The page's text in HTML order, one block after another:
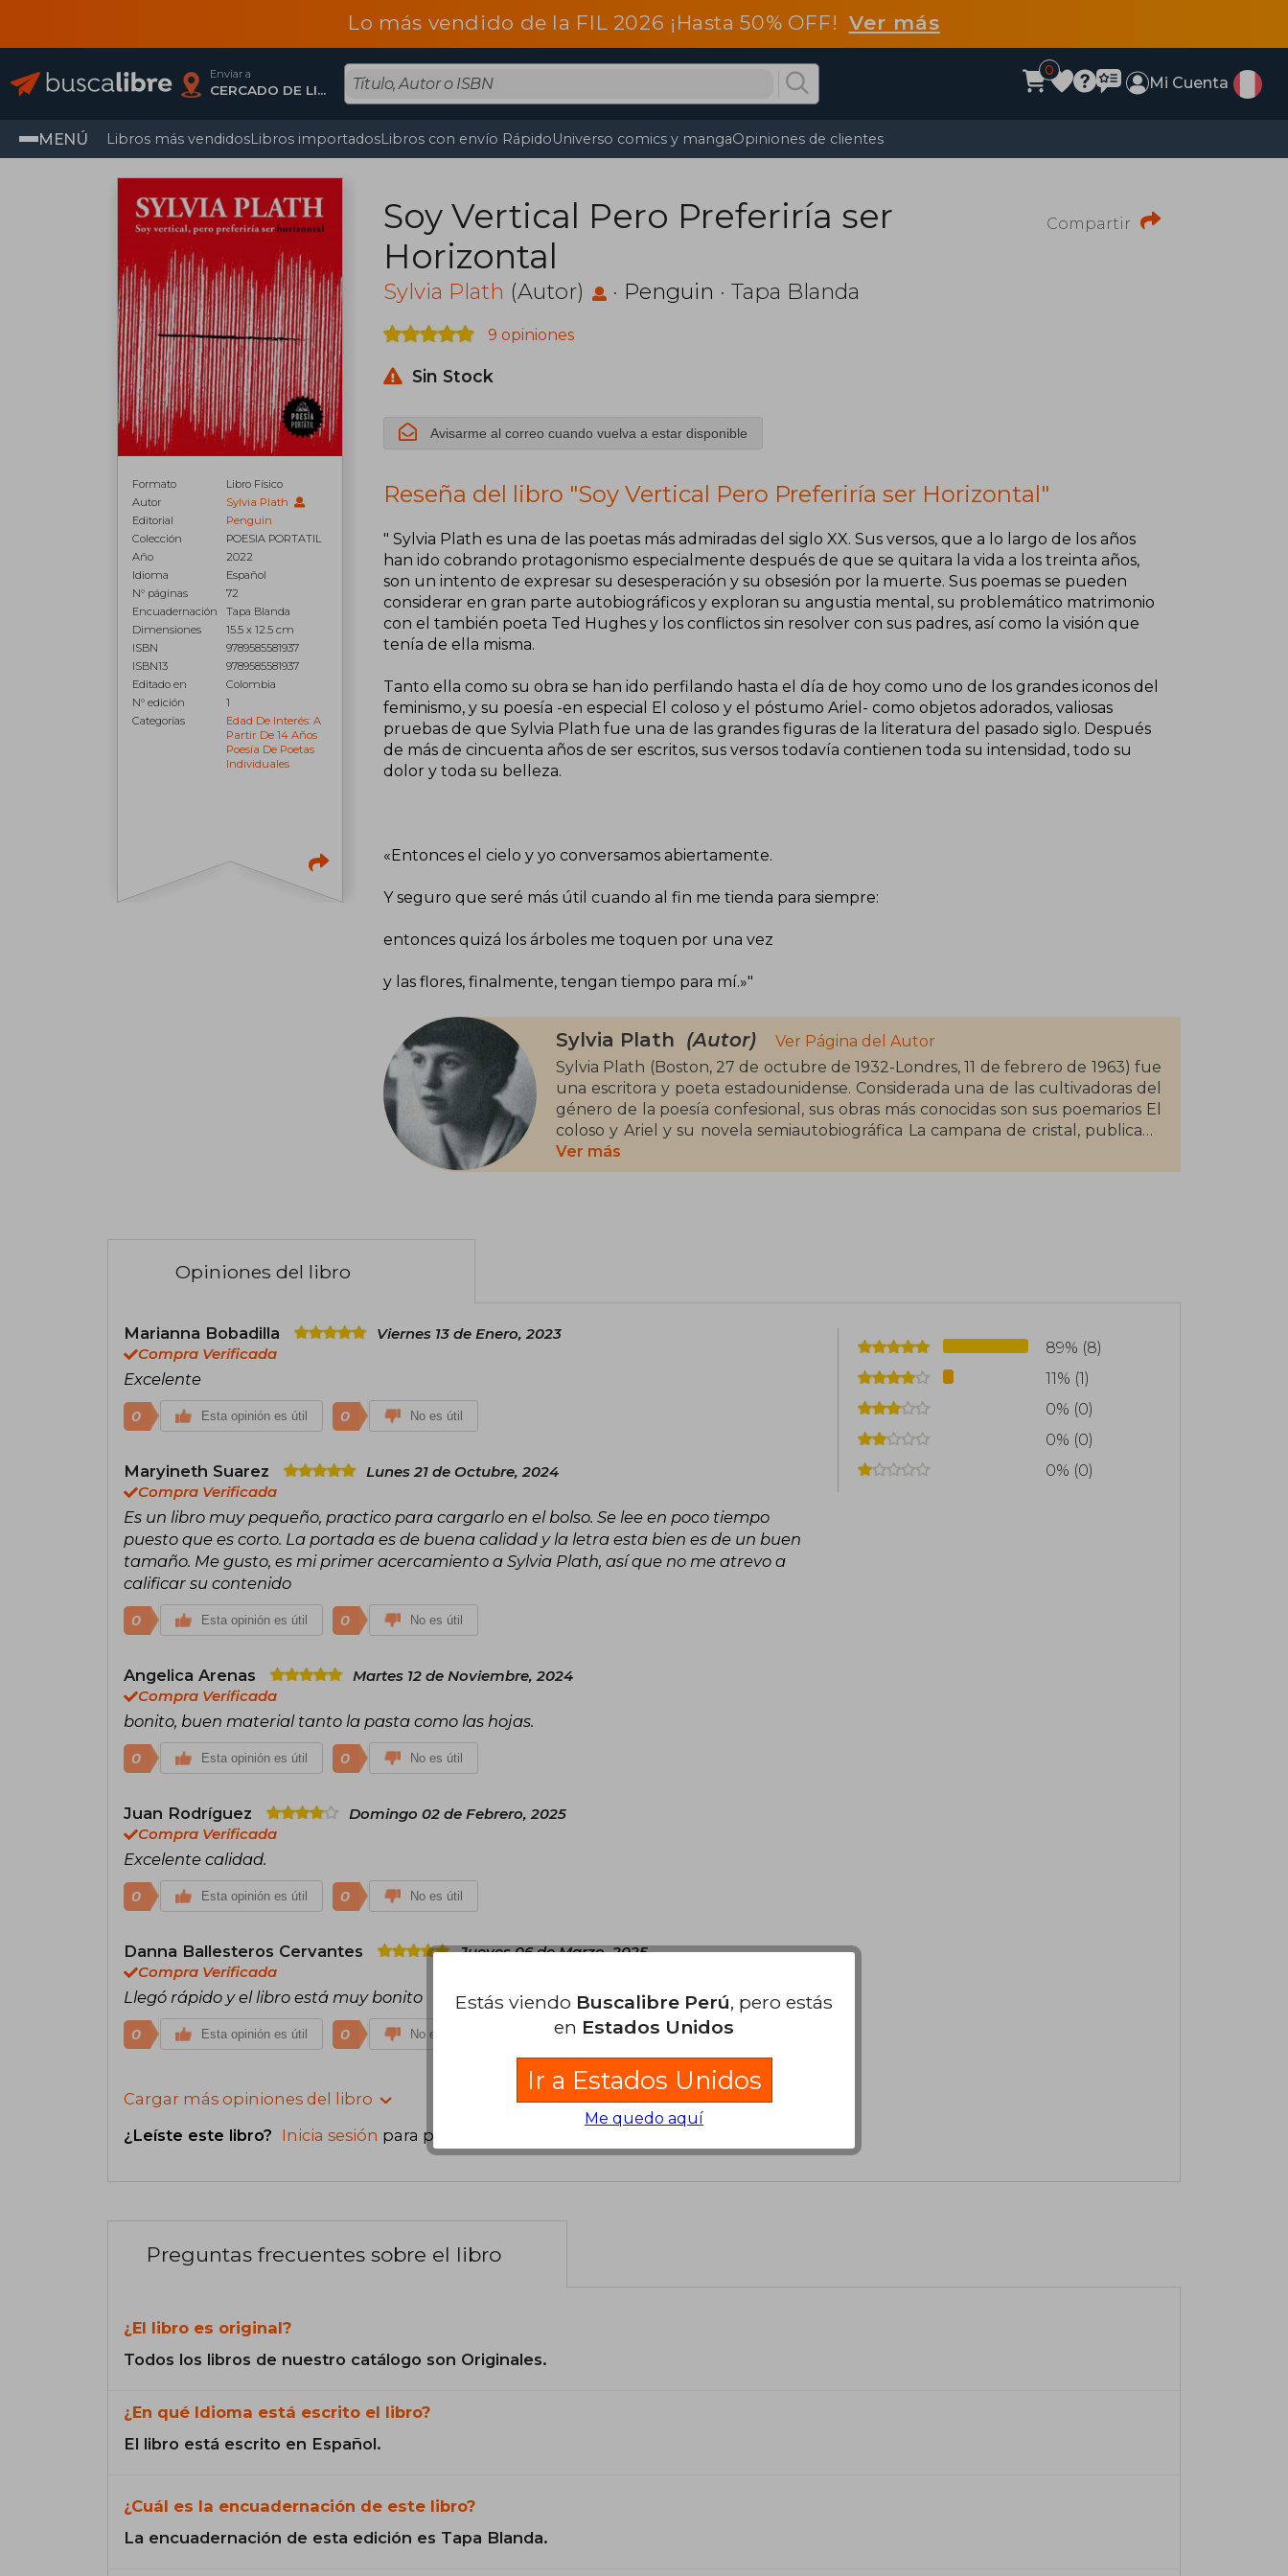
Lo más vendido de la FIL 2026 ¡Hasta 50% OFF! Ver más
Enviar a
CERCADO DE LIMA, Lima
0
Mi Cuenta
MENÚ Libros más vendidosLibros importadosLibros con envío RápidoUniverso comics y mangaOpiniones de clientes
Formato
Libro Físico
Autor
Sylvia Plath
Editorial
Penguin
Colección
POESIA PORTATIL
Año
2022
Idioma
Español
N° páginas
72
Encuadernación
Tapa Blanda
Dimensiones
15.5 x 12.5 cm
ISBN
9789585581937
ISBN13
9789585581937
Editado en
Colombia
N° edición
1
Categorías
Edad De Interés: A
Partir De 14 Años
Poesía De Poetas
Individuales
Compartir
Soy Vertical Pero Preferiría ser
Horizontal
Sylvia Plath (Autor) · Penguin · Tapa Blanda
9 opiniones
Sin Stock
Avisarme al correo cuando vuelva a estar disponible
Reseña del libro "Soy Vertical Pero Preferiría ser Horizontal"
" Sylvia Plath es una de las poetas más admiradas del siglo XX. Sus versos, que a lo largo de los años
han ido cobrando protagonismo especialmente después de que se quitara la vida a los treinta años,
son un intento de expresar su desesperación y su obsesión por la muerte. Sus poemas se pueden
considerar en gran parte autobiográficos y exploran su angustia mental, su problemático matrimonio
con el también poeta Ted Hughes y los conflictos sin resolver con sus padres, así como la visión que
tenía de ella misma.​
Tanto ella como su obra se han ido perfilando hasta el día de hoy como uno de los grandes iconos del
feminismo, y su poesía -en especial El coloso y el póstumo Ariel- como objetos adorados, valiosas
pruebas de que Sylvia Plath fue una de las grandes figuras de la literatura del pasado siglo. Después
de más de cincuenta años de ser escritos, sus versos todavía contienen toda su intensidad, todo su
dolor y toda su belleza.​
«Entonces el cielo y yo conversamos abiertamente.​
Y seguro que seré más útil cuando al fin me tienda para siempre:​
entonces quizá los árboles me toquen por una vez​
y las flores, finalmente, tengan tiempo para mí.»​"
Sylvia Plath (Autor)
Ver Página del Autor
Sylvia Plath (Boston, 27 de octubre de 1932-Londres, 11 de febrero de 1963) fue
una escritora y poeta estadounidense. Considerada una de las cultivadoras del
género de la poesía confesional, sus obras más conocidas son sus poemarios El
coloso y Ariel y su novela semiautobiográfica La campana de cristal, publicada
bajo el seudónimo de «Victoria Lucas» cuatro meses antes de su suicidio.
Estuvo casada con el poeta Ted Hughes, quien tras su muerte se encargó de la
Ver más
Opiniones del libro
Marianna Bobadilla
Viernes 13 de Enero, 2023
Compra Verificada
Excelente
0 Esta opinión es útil 0 No es útil
Maryineth Suarez
Lunes 21 de Octubre, 2024
Compra Verificada
Es un libro muy pequeño, practico para cargarlo en el bolso. Se lee en poco tiempo
puesto que es corto. La portada es de buena calidad y la letra esta bien es de un buen
tamaño. Me gusto, es mi primer acercamiento a Sylvia Plath, así que no me atrevo a
calificar su contenido
0 Esta opinión es útil 0 No es útil
Angelica Arenas
Martes 12 de Noviembre, 2024
Compra Verificada
bonito, buen material tanto la pasta como las hojas.
0 Esta opinión es útil 0 No es útil
Juan Rodríguez
Domingo 02 de Febrero, 2025
Compra Verificada
Excelente calidad.
0 Esta opinión es útil 0 No es útil
Danna Ballesteros Cervantes
Jueves 06 de Marzo, 2025
Compra Verificada
Llegó rápido y el libro está muy bonito
0 Esta opinión es útil 0 No es útil
Cargar más opiniones del libro
¿Leíste este libro? Inicia sesión para poder agregar tu propia evaluación
89% (8)
11% (1)
0% (0)
0% (0)
0% (0)
Preguntas frecuentes sobre el libro
¿El libro es original?
Todos los libros de nuestro catálogo son Originales.
¿En qué Idioma está escrito el libro?
El libro está escrito en Español.
¿Cuál es la encuadernación de este libro?
La encuadernación de esta edición es Tapa Blanda.
Estás viendo Buscalibre Perú, pero estás
en Estados Unidos
Ir a Estados Unidos
Me quedo aquí